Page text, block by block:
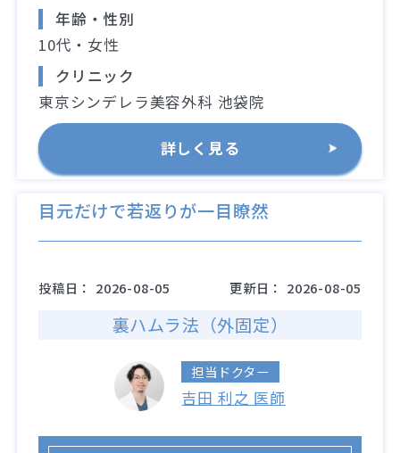
年齢・性別
10代・女性
クリニック
東京シンデレラ美容外科 池袋院
詳しく見る
目元だけで若返りが一目瞭然
投稿日： 2026-08-05 更新日： 2026-08-05
裏ハムラ法（外固定）
担当ドクター
吉田 利之 医師